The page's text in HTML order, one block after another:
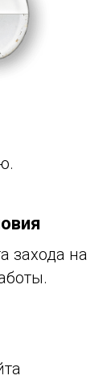
захода на